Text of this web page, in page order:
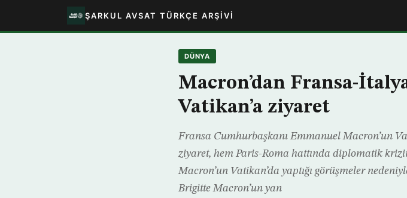
ŞARKUL AVSAT TÜRKÇE ARŞIVI
DÜNYA
Macron’dan Fransa-
Vatikan’a ziyaret
Fransa Cumhurbaşkanı Emmanuel Macron’un
ziyaret, hem Paris-Roma hattında diplomatik
Macron’un Vatikan’da yaptığı görüşmeler
Brigitte Macron’un yan